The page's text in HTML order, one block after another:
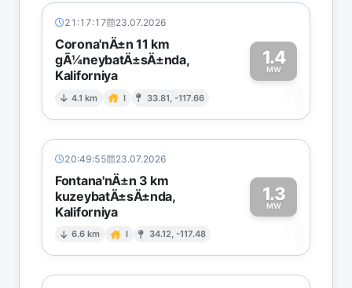
21:17:17 23.07.2026
Corona'nÄ±n 11 km
gÃ¼neybatÄ±sÄ±nda,
Kaliforniya
4.1 km I 33.81, -117.66
1.4
MW
1
20:49:55 23.07.2026
Fontana'nÄ±n 3 km
kuzeybatÄ±sÄ±nda,
Kaliforniya
6.6 km I 34.12, -117.48
1.3
MW
1